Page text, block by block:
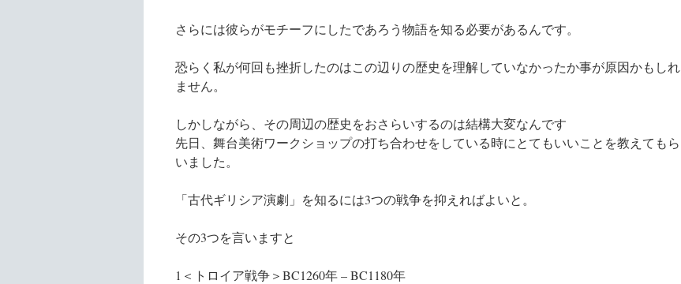
さらには彼らがモチーフにしたであろう物語を知る必要があるんです。
恐らく私が何回も挫折したのはこの辺りの歴史を理解していなかったか事が原因かもしれ
ません。
しかしながら、その周辺の歴史をおさらいするのは結構大変なんです
先日、舞台美術ワークショップの打ち合わせをしている時にとてもいいことを教えてもら
いました。
「古代ギリシア演劇」を知るには3つの戦争を抑えればよいと。
その3つを言いますと
1＜トロイア戦争＞BC1260年 – BC1180年